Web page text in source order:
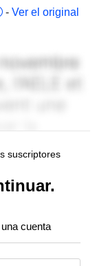
- Ver el original
suscriptores
cuenta